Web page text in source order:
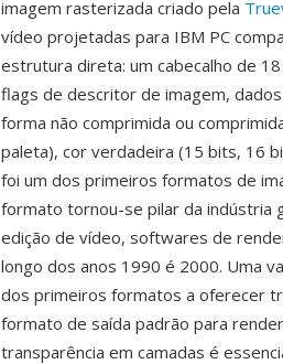
imagem rasterizada criado pela
vídeo projetadas para IBM PC
estrutura direta: um cabecalho de
flags de descritor de imagem,
forma não comprimida ou
paleta), cor verdadeira (15 bits, 16
foi um dos primeiros formatos de
formato tornou-se pilar da indústria
edição de vídeo, softwares de
longo dos anos 1990 é 2000. Uma
dos primeiros formatos a oferecer
formato de saída padrão para
transparência em camadas é